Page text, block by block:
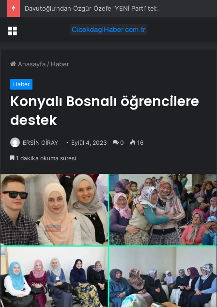
Davutoğlu’ndan Özgür Özel’e ‘YENİ Parti’ tebriği
Menü
Anasayfa / Haber
Haber
Konyalı Bosnalı öğrencilere
destek
ERSİN GİRAY Eylül 4, 2023 0 16
1 dakika okuma süresi